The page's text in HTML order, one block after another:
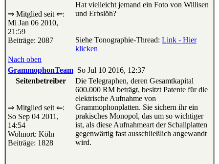
⇒ Mitglied seit ⇐:
Mi Jan 06 2010,
21:59
Beiträge: 2087
Hat vielleicht jemand ein Foto von Willisen
und Erbslöh?
Siehe Tonographie-Thread: Link - Hier
klicken
Nach oben
GrammophonTeam So Jul 10 2016, 12:37
Seitenbetreiber
⇒ Mitglied seit ⇐:
So Sep 04 2011,
14:54
Wohnort: Köln
Beiträge: 1828
Die Telegraphen, deren Gesamtkapital
600.000 RM beträgt, besitzt Patente für die
elektrische Aufnahme von
Grammophonplatten. Sie sichern ihr ein
prakisches Monopol, das um so wichtiger
ist, als diese Aufnahmeart der Schallplatten
gegenwärtig fast ausschließlich angewandt
wird.